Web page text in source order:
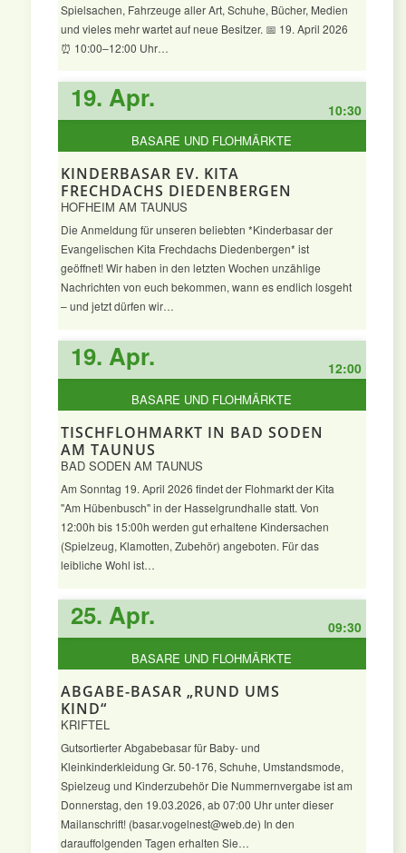
Spielsachen, Fahrzeuge aller Art, Schuhe, Bücher, Medien
und vieles mehr wartet auf neue Besitzer. 📅 19. April 2026
⏰ 10:00–12:00 Uhr…
19. Apr. 10:30
KINDERBASAR EV. KITA
FRECHDACHS DIEDENBERGEN
HOFHEIM AM TAUNUS
Die Anmeldung für unseren beliebten *Kinderbasar der
Evangelischen Kita Frechdachs Diedenbergen* ist
geöffnet! Wir haben in den letzten Wochen unzählige
Nachrichten von euch bekommen, wann es endlich losgeht
– und jetzt dürfen wir…
BASARE UND FLOHMÄRKTE
19. Apr. 12:00
TISCHFLOHMARKT IN BAD SODEN
AM TAUNUS
BAD SODEN AM TAUNUS
Am Sonntag 19. April 2026 findet der Flohmarkt der Kita
"Am Hübenbusch" in der Hasselgrundhalle statt. Von
12:00h bis 15:00h werden gut erhaltene Kindersachen
(Spielzeug, Klamotten, Zubehör) angeboten. Für das
leibliche Wohl ist…
BASARE UND FLOHMÄRKTE
25. Apr. 09:30
ABGABE-BASAR „RUND UMS
KIND“
KRIFTEL
Gutsortierter Abgabebasar für Baby- und
Kleinkinderkleidung Gr. 50-176, Schuhe, Umstandsmode,
Spielzeug und Kinderzubehör Die Nummernvergabe ist am
Donnerstag, den 19.03.2026, ab 07:00 Uhr unter dieser
Mailanschrift! (basar.vogelnest@web.de) In den
darauffolgenden Tagen erhalten Sie…
BASARE UND FLOHMÄRKTE